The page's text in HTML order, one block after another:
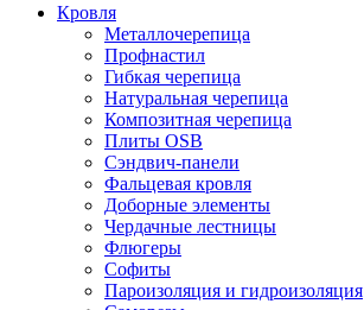
Кровля
Металлочерепица
Профнастил
Гибкая черепица
Натуральная черепица
Композитная черепица
Плиты OSB
Сэндвич-панели
Фальцевая кровля
Доборные элементы
Чердачные лестницы
Флюгеры
Софиты
Пароизоляция и гидроизоляция